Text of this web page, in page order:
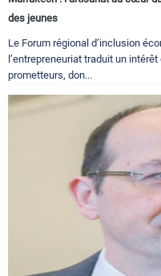
des jeunes
Le Forum régional d’inclusion
l’entrepreneuriat traduit un
prometteurs, don...